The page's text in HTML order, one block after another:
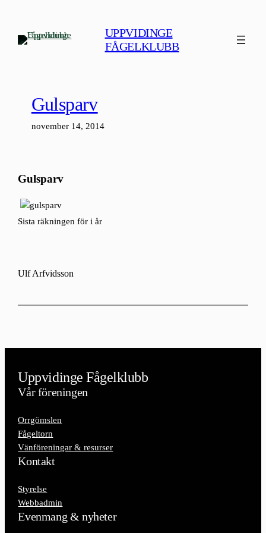
innehåll
UPPVIDINGE
FÅGELKLUBB
Gulsparv
november 14, 2014
Gulsparv
Sista räkningen för i år
Ulf Arfvidsson
Uppvidinge Fågelklubb
Vår föreningen
Orrgömslen
Fågeltorn
Vänföreningar & resurser
Kontakt
Styrelse
Webbadmin
Evenmang & nyheter